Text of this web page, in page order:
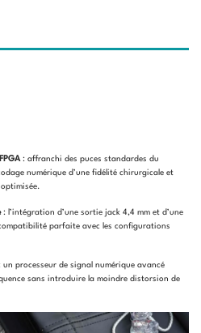
: affranchi des puces standardes du
numérique d’une fidélité chirurgicale et
: l’intégration d’une sortie jack 4,4 mm et d’une
parfaite avec les configurations
processeur de signal numérique avancé
sans introduire la moindre distorsion de